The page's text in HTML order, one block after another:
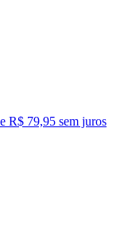
R$ 79,95 sem juros